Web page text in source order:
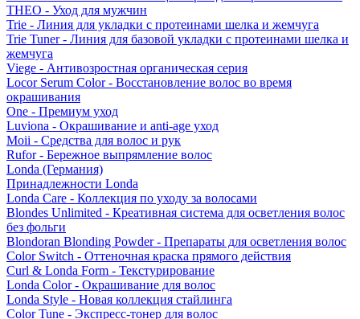
THEO - Уход для мужчин
Trie - Линия для укладки с протеинами шелка и жемчуга
Trie Tuner - Линия для базовой укладки с протеинами шелка и
жемчуга
Viege - Антивозростная органическая серия
Locor Serum Color - Восстановление волос во время
окрашивания
One - Премиум уход
Luviona - Окрашивание и anti-age уход
Moii - Средства для волос и рук
Rufor - Бережное выпрямление волос
Londa (Германия)
Принадлежности Londa
Londa Care - Коллекция по уходу за волосами
Blondes Unlimited - Креативная система для осветления волос
без фольги
Blondoran Blonding Powder - Препараты для осветления волос
Color Switch - Оттеночная краска прямого действия
Curl & Londa Form - Текстурирование
Londa Color - Окрашивание для волос
Londa Style - Новая коллекция стайлинга
Color Tune - Экспресс-тонер для волос